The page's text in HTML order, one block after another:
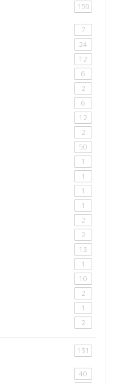
159
7
24
12
6
2
6
12
2
50
1
1
1
1
2
2
13
1
10
2
1
2
131
40